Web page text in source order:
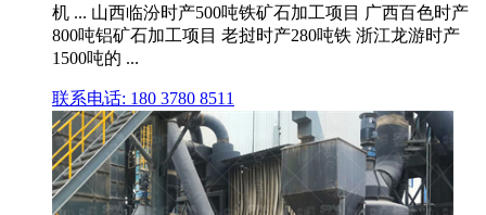
机 ... 山西临汾时产500吨铁矿石加工项目 广西百色时产
800吨铝矿石加工项目 老挝时产280吨铁 浙江龙游时产
1500吨的 ...
联系电话: 180 3780 8511